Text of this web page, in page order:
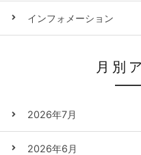
インフォメーション
月別
2026年7月
2026年6月